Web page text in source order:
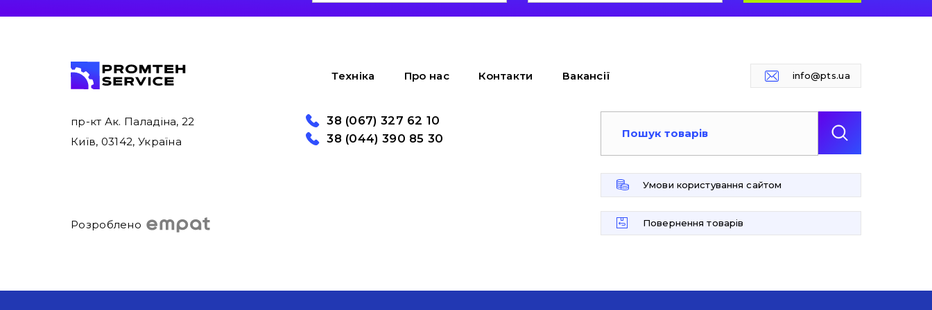
Техніка Про нас Контакти Вакансії info@pts.ua
пр-кт Ак. Паладіна, 22
Київ, 03142, Україна
Розроблено
38 (067) 327 62 10
38 (044) 390 85 30
Умови користування сайтом
Повернення товарів